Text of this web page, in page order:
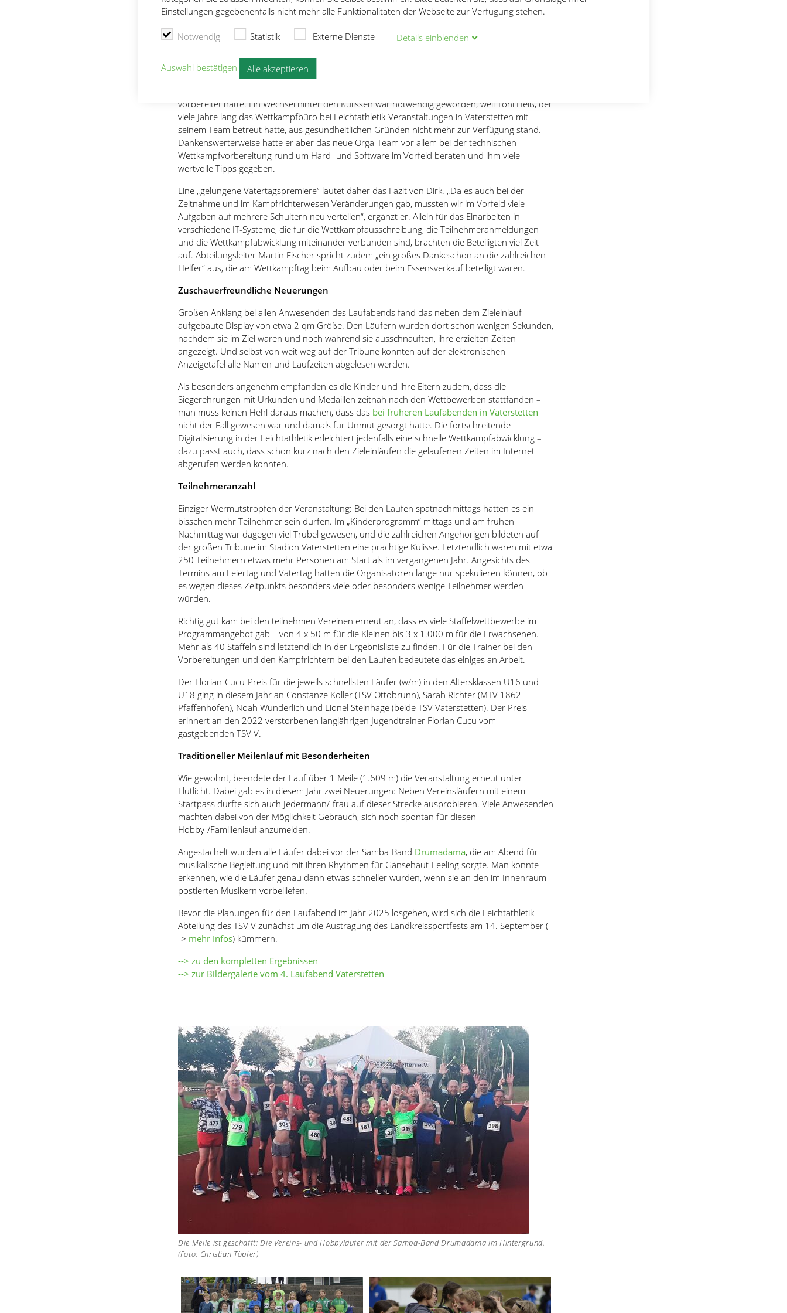
Einstellungen gegebenenfalls nicht mehr alle Funktionalitäten der Webseite zur Verfügung stehen.
Notwendig Statistik Externe Dienste Details einblenden
Auswahl bestätigen Alle akzeptieren
Während die Kinder und Jugendlichen bis Jahrgang 2011 um 15:30 Uhr mit ihren Disziplinen
fertig waren und danach den Heimweg antraten, bereiteten sich die älteren Teilnehmer zu
diesem Zeitpunkt erst auf ihre Läufe vor. Der Zeitplan konnte nahezu perfekt eingehalten
werden, so dass sich Kampfrichter beim Blick auf die Uhr untereinander augenzwinkernd
fragten, ob man nicht vielleicht doch irgendwelche Läufe vergessen habe.
Das kann als Lob an das neue Organisationsteam unter Leitung von Sportwart Dirk
vorbereitet hatte. Ein Wechsel hinter den Kulissen war notwendig geworden, weil Toni Heiß, der
viele Jahre lang das Wettkampfbüro bei Leichtathletik-Veranstaltungen in Vaterstetten mit
seinem Team betreut hatte, aus gesundheitlichen Gründen nicht mehr zur Verfügung stand.
Dankenswerterweise hatte er aber das neue Orga-Team vor allem bei der technischen
Wettkampfvorbereitung rund um Hard- und Software im Vorfeld beraten und ihm viele
wertvolle Tipps gegeben.
Eine „gelungene Vatertagspremiere“ lautet daher das Fazit von Dirk. „Da es auch bei der
Zeitnahme und im Kampfrichterwesen Veränderungen gab, mussten wir im Vorfeld viele
Aufgaben auf mehrere Schultern neu verteilen“, ergänzt er. Allein für das Einarbeiten in
verschiedene IT-Systeme, die für die Wettkampfausschreibung, die Teilnehmeranmeldungen
und die Wettkampfabwicklung miteinander verbunden sind, brachten die Beteiligten viel Zeit
auf. Abteilungsleiter Martin Fischer spricht zudem „ein großes Dankeschön an die zahlreichen
Helfer“ aus, die am Wettkampftag beim Aufbau oder beim Essensverkauf beteiligt waren.
Zuschauerfreundliche Neuerungen
Großen Anklang bei allen Anwesenden des Laufabends fand das neben dem Zieleinlauf
aufgebaute Display von etwa 2 qm Größe. Den Läufern wurden dort schon wenigen Sekunden,
nachdem sie im Ziel waren und noch während sie ausschnauften, ihre erzielten Zeiten
angezeigt. Und selbst von weit weg auf der Tribüne konnten auf der elektronischen
Anzeigetafel alle Namen und Laufzeiten abgelesen werden.
Als besonders angenehm empfanden es die Kinder und ihre Eltern zudem, dass die
Siegerehrungen mit Urkunden und Medaillen zeitnah nach den Wettbewerben stattfanden –
man muss keinen Hehl daraus machen, dass das bei früheren Laufabenden in Vaterstetten
nicht der Fall gewesen war und damals für Unmut gesorgt hatte. Die fortschreitende
Digitalisierung in der Leichtathletik erleichtert jedenfalls eine schnelle Wettkampfabwicklung –
dazu passt auch, dass schon kurz nach den Zieleinläufen die gelaufenen Zeiten im Internet
abgerufen werden konnten.
Teilnehmeranzahl
Einziger Wermutstropfen der Veranstaltung: Bei den Läufen spätnachmittags hätten es ein
bisschen mehr Teilnehmer sein dürfen. Im „Kinderprogramm“ mittags und am frühen
Nachmittag war dagegen viel Trubel gewesen, und die zahlreichen Angehörigen bildeten auf
der großen Tribüne im Stadion Vaterstetten eine prächtige Kulisse. Letztendlich waren mit etwa
250 Teilnehmern etwas mehr Personen am Start als im vergangenen Jahr. Angesichts des
Termins am Feiertag und Vatertag hatten die Organisatoren lange nur spekulieren können, ob
es wegen dieses Zeitpunkts besonders viele oder besonders wenige Teilnehmer werden
würden.
Richtig gut kam bei den teilnehmen Vereinen erneut an, dass es viele Staffelwettbewerbe im
Programmangebot gab – von 4 x 50 m für die Kleinen bis 3 x 1.000 m für die Erwachsenen.
Mehr als 40 Staffeln sind letztendlich in der Ergebnisliste zu finden. Für die Trainer bei den
Vorbereitungen und den Kampfrichtern bei den Läufen bedeutete das einiges an Arbeit.
Der Florian-Cucu-Preis für die jeweils schnellsten Läufer (w/m) in den Altersklassen U16 und
U18 ging in diesem Jahr an Constanze Koller (TSV Ottobrunn), Sarah Richter (MTV 1862
Pfaffenhofen), Noah Wunderlich und Lionel Steinhage (beide TSV Vaterstetten). Der Preis
erinnert an den 2022 verstorbenen langjährigen Jugendtrainer Florian Cucu vom
gastgebenden TSV V.
Traditioneller Meilenlauf mit Besonderheiten
Wie gewohnt, beendete der Lauf über 1 Meile (1.609 m) die Veranstaltung erneut unter
Flutlicht. Dabei gab es in diesem Jahr zwei Neuerungen: Neben Vereinsläufern mit einem
Startpass durfte sich auch Jedermann/-frau auf dieser Strecke ausprobieren. Viele Anwesenden
machten dabei von der Möglichkeit Gebrauch, sich noch spontan für diesen
Hobby-/Familienlauf anzumelden.
Angestachelt wurden alle Läufer dabei vor der Samba-Band Drumadama, die am Abend für
musikalische Begleitung und mit ihren Rhythmen für Gänsehaut-Feeling sorgte. Man konnte
erkennen, wie die Läufer genau dann etwas schneller wurden, wenn sie an den im Innenraum
postierten Musikern vorbeiliefen.
Bevor die Planungen für den Laufabend im Jahr 2025 losgehen, wird sich die Leichtathletik-
Abteilung des TSV V zunächst um die Austragung des Landkreissportfests am 14. September (-
-> mehr Infos) kümmern.
--> zu den kompletten Ergebnissen
--> zur Bildergalerie vom 4. Laufabend Vaterstetten
Die Meile ist geschafft: Die Vereins- und Hobbyläufer mit der Samba-Band Drumadama im Hintergrund.
(Foto: Christian Töpfer)